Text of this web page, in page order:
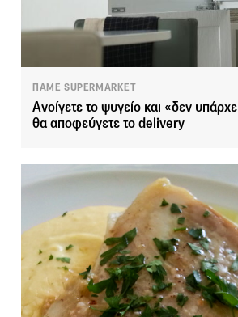
ΠΑΜΕ SUPERMARKET
Ανοίγετε το ψυγείο και «δεν
θα αποφεύγετε το delivery